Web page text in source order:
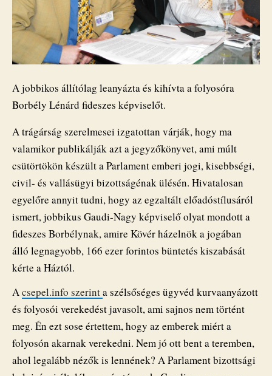
A jobbikos állítólag leanyázta és kihívta a folyosóra
Borbély Lénárd fideszes képviselőt.
A trágárság szerelmesei izgatottan várják, hogy ma
valamikor publikálják azt a jegyzőkönyvet, ami múlt
csütörtökön készült a Parlament emberi jogi, kisebbségi,
civil- és vallásügyi bizottságénak ülésén. Hivatalosan
egyelőre annyit tudni, hogy az egzaltált előadóstílusáról
ismert, jobbikus Gaudi-Nagy képviselő olyat mondott a
fideszes Borbélynak, amire Kövér házelnök a jogában
álló legnagyobb, 166 ezer forintos büntetés kiszabását
kérte a Háztól.
Acsepel.info szerinta szélsőséges ügyvéd kurvaanyázott
és folyosói verekedést javasolt, ami sajnos nem történt
meg. Én ezt sose értettem, hogy az emberek miért a
folyosón akarnak verekedni. Nem jó ott bent a teremben,
ahol legalább nézők is lennének? A Parlament bizottsági